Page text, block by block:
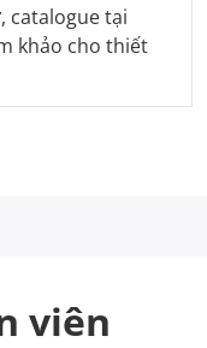
catalogue tại
khảo cho thiết
viên